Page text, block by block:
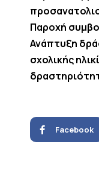
Παροχή
Ανάπτυξη
σχολικής
Facebook